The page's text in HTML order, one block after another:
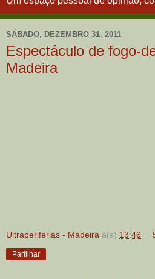
SÁBADO, DEZEMBRO 31, 2011
Espectáculo de fogo-
Madeira
Ultraperiferias - Madeira à(s) 13:46
Partilhar